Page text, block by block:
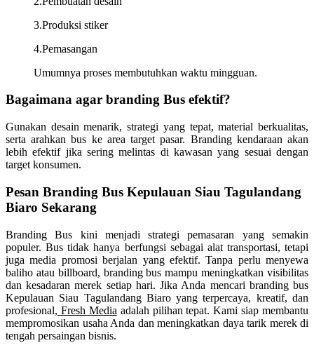
3.Produksi stiker
4.Pemasangan
Umumnya proses membutuhkan waktu mingguan.
Bagaimana agar branding Bus efektif?
Gunakan desain menarik, strategi yang tepat, material berkualitas,
serta arahkan bus ke area target pasar. Branding kendaraan akan
lebih efektif jika sering melintas di kawasan yang sesuai dengan
target konsumen.
Pesan Branding Bus Kepulauan Siau Tagulandang
Biaro Sekarang
Branding Bus kini menjadi strategi pemasaran yang semakin
populer. Bus tidak hanya berfungsi sebagai alat transportasi, tetapi
juga media promosi berjalan yang efektif. Tanpa perlu menyewa
baliho atau billboard, branding bus mampu meningkatkan visibilitas
dan kesadaran merek setiap hari. Jika Anda mencari branding bus
Kepulauan Siau Tagulandang Biaroyang terpercaya, kreatif, dan
profesional, Fresh Media adalah pilihan tepat. Kami siap membantu
mempromosikan usaha Anda dan meningkatkan daya tarik merek di
tengah persaingan bisnis.